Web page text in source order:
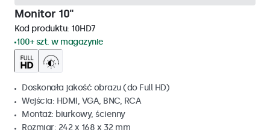
Monitor 10"
Kod produktu: 10HD7
100+ szt. w magazynie
Doskonała jakość obrazu (do Full HD)
Wejścia: HDMI, VGA, BNC, RCA
Montaż: biurkowy, ścienny
Rozmiar: 242 x 168 x 32 mm